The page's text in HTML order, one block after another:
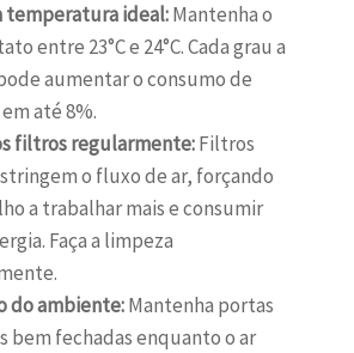
temperatura ideal:Mantenha o
entre 23°C e 24°C. Cada grau a
aumentar o consumo de
até 8%.
filtros regularmente:Filtros
o fluxo de ar, forçando
a trabalhar mais e consumir
Faça a limpeza
do ambiente:Mantenha portas
bem fechadas enquanto o ar